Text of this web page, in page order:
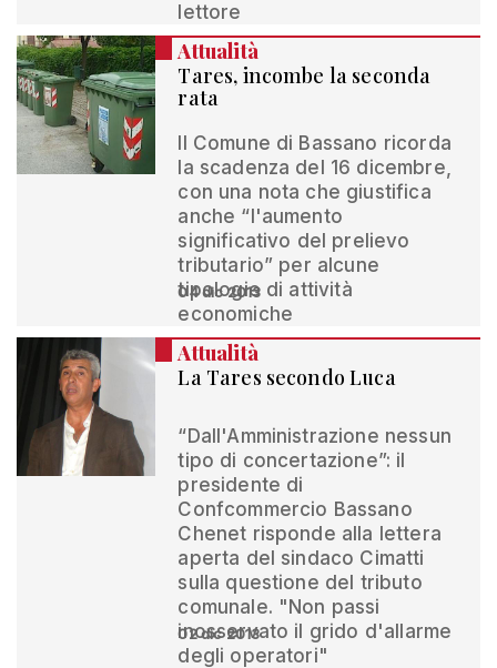
lettore
Attualità
Tares, incombe la seconda
rata
Il Comune di Bassano ricorda
la scadenza del 16 dicembre,
con una nota che giustifica
anche “l'aumento
significativo del prelievo
tributario” per alcune
tipologie di attività
economiche
04 dic 2013
Attualità
La Tares secondo Luca
“Dall'Amministrazione nessun
tipo di concertazione”: il
presidente di
Confcommercio Bassano
Chenet risponde alla lettera
aperta del sindaco Cimatti
sulla questione del tributo
comunale. "Non passi
inosservato il grido d'allarme
degli operatori"
02 dic 2013